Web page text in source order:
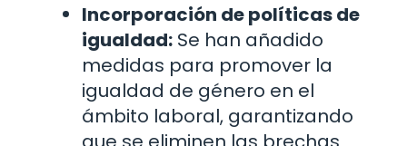
Incorporación de políticas de
igualdad: Se han añadido
medidas para promover la
igualdad de género en el
ámbito laboral, garantizando